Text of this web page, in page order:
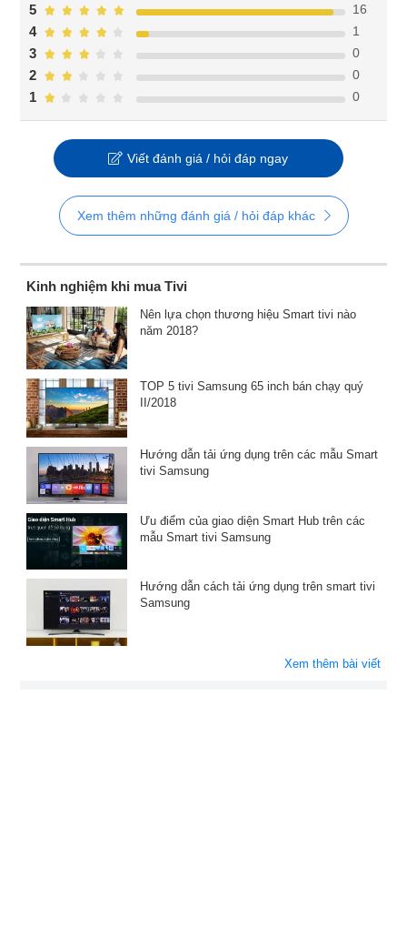
1 0
2 0
3 0
4 1
5 16
Viết đánh giá / hỏi đáp ngay
Xem thêm những đánh giá / hỏi đáp khác
Kinh nghiệm khi mua Tivi
Nên lựa chọn thương hiệu Smart tivi nào
năm 2018?
TOP 5 tivi Samsung 65 inch bán chạy quý
II/2018
Hướng dẫn tải ứng dụng trên các mẫu Smart
tivi Samsung
Ưu điểm của giao diện Smart Hub trên các
mẫu Smart tivi Samsung
Hướng dẫn cách tải ứng dụng trên smart tivi
Samsung
Xem thêm bài viết